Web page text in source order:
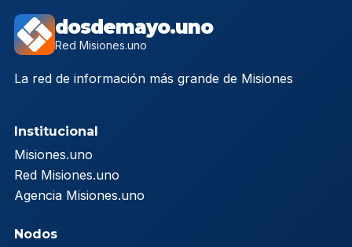
dosdemayo.uno
Red Misiones.uno
La red de información más grande de Misiones
Institucional
Misiones.uno
Red Misiones.uno
Agencia Misiones.uno
Nodos